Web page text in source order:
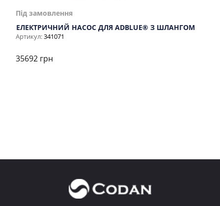
Під замовлення
ЕЛЕКТРИЧНИЙ НАСОС ДЛЯ ADBLUE® З ШЛАНГОМ
Артикул:341071
35692 грн